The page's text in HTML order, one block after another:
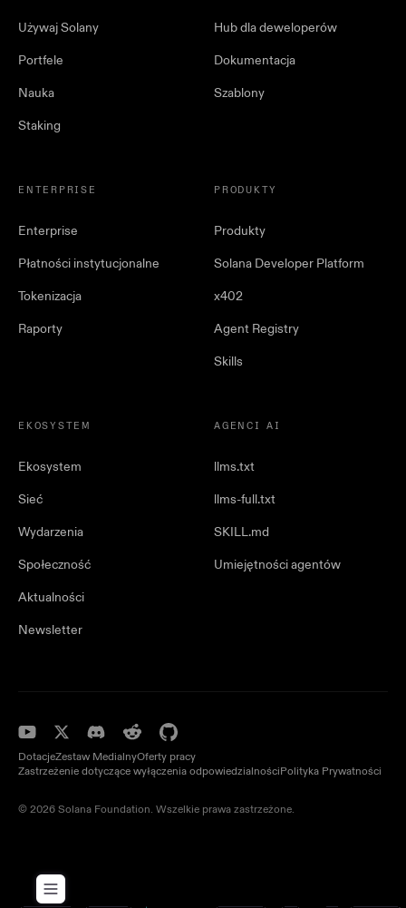
Używaj Solany
Portfele
Nauka
Staking
Hub dla deweloperów
Dokumentacja
Szablony
ENTERPRISE
Enterprise
Płatności instytucjonalne
Tokenizacja
Raporty
PRODUKTY
Produkty
Solana Developer Platform
x402
Agent Registry
Skills
EKOSYSTEM
Ekosystem
Sieć
Wydarzenia
Społeczność
Aktualności
Newsletter
AGENCI AI
llms.txt
llms-full.txt
SKILL.md
Umiejętności agentów
DotacjeZestaw MedialnyOferty pracy
Zastrzeżenie dotyczące wyłączenia odpowiedzialnościPolityka Prywatności
© 2026 Solana Foundation. Wszelkie prawa zastrzeżone.